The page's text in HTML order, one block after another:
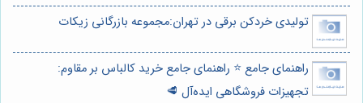
تولیدی خردکن برقی در تهران:مجموعه بازرگانی زیکات
راهنمای جامع ⭐️ راهنمای جامع خرید کالباس بر مقاوم:
تجهیزات فروشگاهی ایده‌آل 🥩